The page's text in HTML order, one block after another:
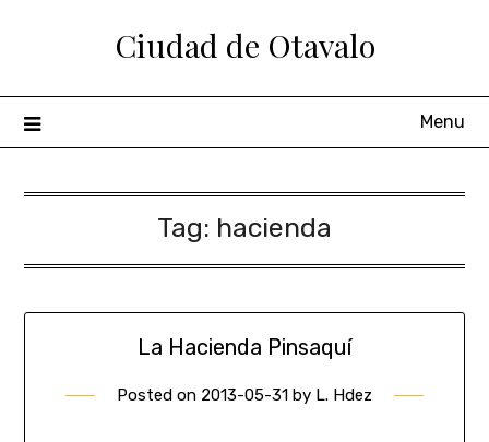
Ciudad de Otavalo
Menu
Tag: hacienda
La Hacienda Pinsaquí
Posted on 2013-05-31 by L. Hdez